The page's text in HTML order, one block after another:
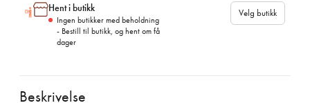
Hent i butikk
Ingen butikker med beholdning
- Bestill til butikk, og hent om få
dager
Velg butikk
Beskrivelse